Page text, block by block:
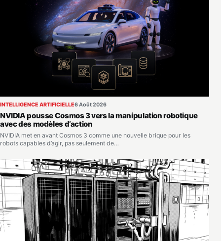
INTELLIGENCE ARTIFICIELLE6 Août 2026
NVIDIA pousse Cosmos 3 vers la manipulation robotique
avec des modèles d’action
NVIDIA met en avant Cosmos 3 comme une nouvelle brique pour les
robots capables d’agir, pas seulement de…